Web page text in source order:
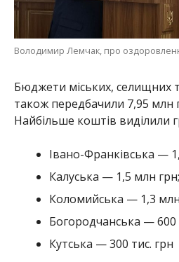
Володимир Лемчак, про
Бюджети міських, селищних
також передбачили 7,95 млн
Найбільше коштів виділили
Івано-Франківська —
Калуська — 1,5 млн грн;
Коломийська — 1,3
Богородчанська — 600
Кутська — 300 тис. грн